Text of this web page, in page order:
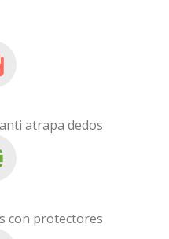
atrapa dedos
con protectores